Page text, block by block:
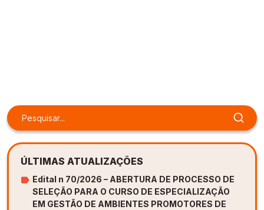
ÚLTIMAS ATUALIZAÇÕES
Edital n 70/2026 – ABERTURA DE PROCESSO DE
SELEÇÃO PARA O CURSO DE ESPECIALIZAÇÃO
EM GESTÃO DE AMBIENTES PROMOTORES DE